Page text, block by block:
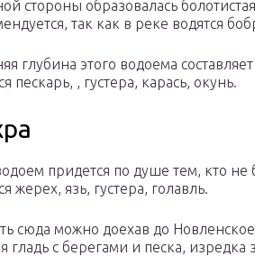
стороны образовалась
так как в реке водятся
глубина этого водоема
пескарь, , густера, карась, окунь.
придется по душе тем, кто
жерех, язь, густера, голавль.
сюда можно доехав до
гладь с берегами и песка, изредка